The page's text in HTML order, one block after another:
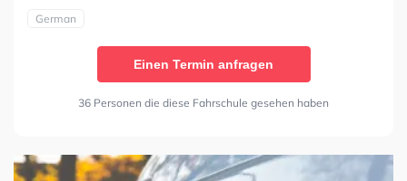
German
Einen Termin anfragen
36 Personen die diese Fahrschule gesehen haben